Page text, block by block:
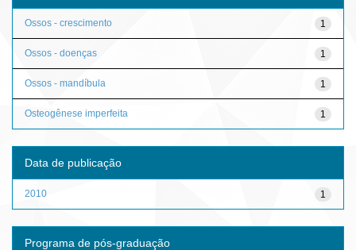
1
Ossos - crescimento
1
Ossos - doenças
1
Ossos - mandíbula
1
Osteogênese imperfeita
Data de publicação
1
2010
Programa de pós-graduação